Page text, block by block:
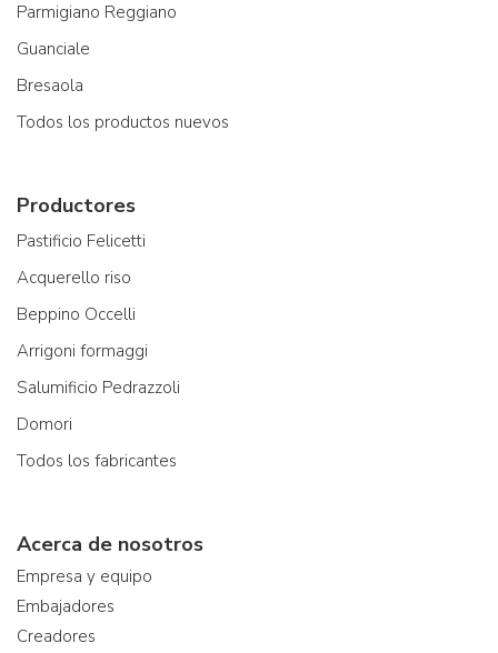
Parmigiano Reggiano
Guanciale
Bresaola
Todos los productos nuevos
Productores
Pastificio Felicetti
Acquerello riso
Beppino Occelli
Arrigoni formaggi
Salumificio Pedrazzoli
Domori
Todos los fabricantes
Acerca de nosotros
Empresa y equipo
Embajadores
Creadores